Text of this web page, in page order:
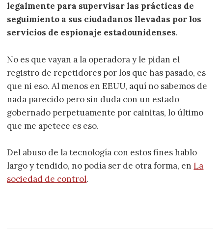
legalmente para supervisar las prácticas de
seguimiento a sus ciudadanos llevadas por los
servicios de espionaje estadounidenses.
No es que vayan a la operadora y le pidan el
registro de repetidores por los que has pasado, es
que ni eso. Al menos en EEUU, aquí no sabemos de
nada parecido pero sin duda con un estado
gobernado perpetuamente por cainitas, lo último
que me apetece es eso.
Del abuso de la tecnología con estos fines hablo
largo y tendido, no podía ser de otra forma, enLa
sociedad de control.